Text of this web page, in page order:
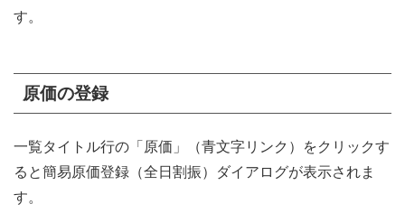
す。
原価の登録
一覧タイトル行の「原価」（青文字リンク）をクリックす
ると簡易原価登録（全日割振）ダイアログが表示されま
す。